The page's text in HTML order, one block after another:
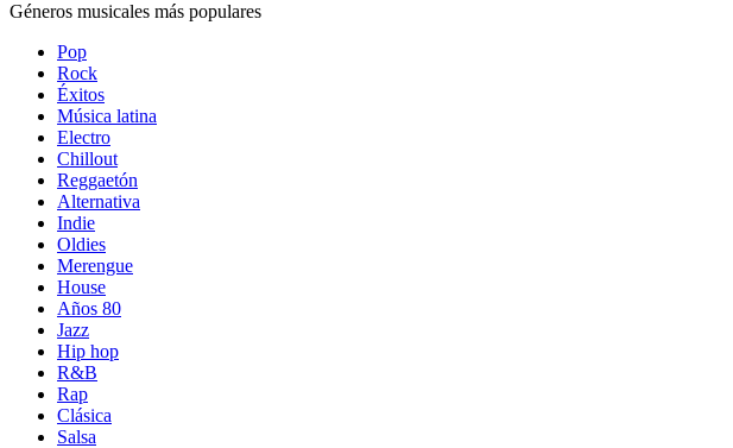
Géneros musicales más populares
Pop
Rock
Éxitos
Música latina
Electro
Chillout
Reggaetón
Alternativa
Indie
Oldies
Merengue
House
Años 80
Jazz
Hip hop
R&B
Rap
Clásica
Salsa